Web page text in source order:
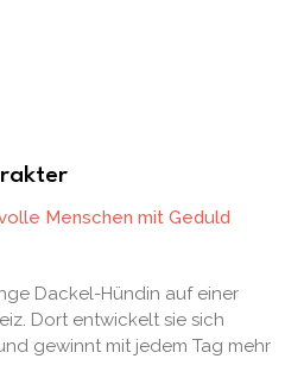
Menschen mit Geduld
Dackel-Hündin auf einer
Dort entwickelt sie sich
gewinnt mit jedem Tag mehr